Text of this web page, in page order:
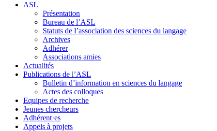
ASL
Présentation
Bureau de l’ASL
Statuts de l’association des sciences du langage
Archives
Adhérer
Associations amies
Actualités
Publications de l’ASL
Bulletin d’information en sciences du langage
Actes des colloques
Equipes de recherche
Jeunes chercheurs
Adhérent·es
Appels à projets